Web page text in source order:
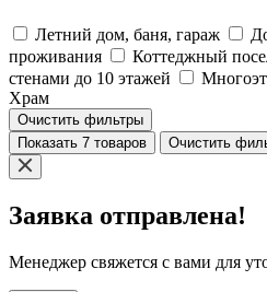
Летний дом, баня, гараж
проживания
Коттеджный
стенами до 10 этажей
Храм
Очистить фильтры
Показать 7 товаров
Очистить
Заявка отправлена!
Менеджер свяжется с вами для